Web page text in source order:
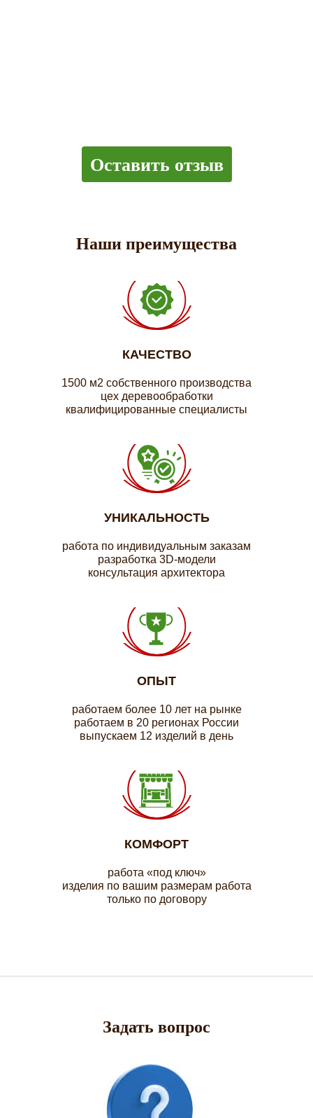
Оставить отзыв
Наши преимущества
КАЧЕСТВО
1500 м2 собственного производства
цех деревообработки
квалифицированные специалисты
УНИКАЛЬНОСТЬ
работа по индивидуальным заказам
разработка 3D-модели
консультация архитектора
ОПЫТ
работаем более 10 лет на рынке
работаем в 20 регионах России
выпускаем 12 изделий в день
КОМФОРТ
работа «под ключ»
изделия по вашим размерам работа
только по договору
Задать вопрос